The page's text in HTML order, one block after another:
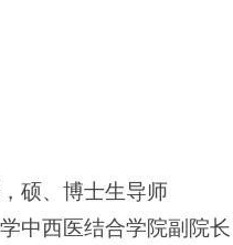
硕、博士生导师
中西医结合学院副院